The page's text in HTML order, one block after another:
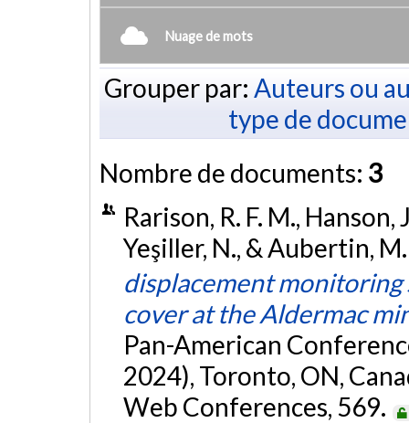
Nuage de mots
Grouper par: Auteurs ou
type de
Nombre de documents: 3
Rarison, R. F. M.,
Yeşiller, N., & Aubertin,
displacement
cover at the Aldermac
Pan-American
2024), Toronto, ON,
Web Conferences, 569.